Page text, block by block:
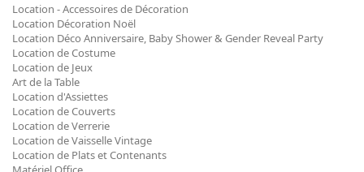
Location - Accessoires de Décoration
Location Décoration Noël
Location Déco Anniversaire, Baby Shower & Gender Reveal Party
Location de Costume
Location de Jeux
Art de la Table
Location d'Assiettes
Location de Couverts
Location de Verrerie
Location de Vaisselle Vintage
Location de Plats et Contenants